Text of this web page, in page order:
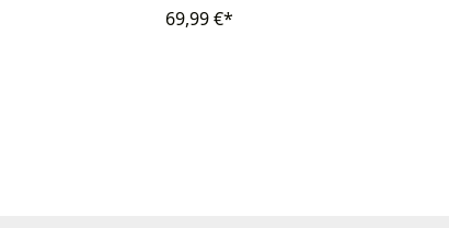
69,99 €*